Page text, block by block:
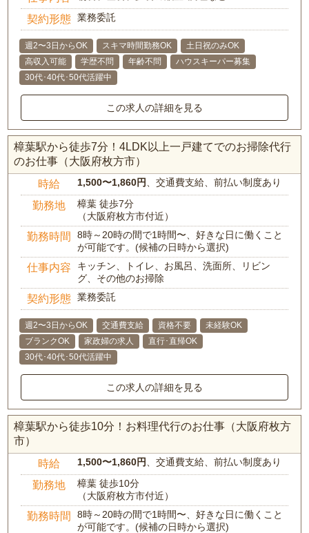
契約形態 業務委託
週2〜3日からOK スキマ時間勤務OK
土日祝のみOK
高収入可能
学歴不問 年齢不問
ハウスキーパー募集
30代･40代･50代活躍中
この求人の詳細を見る
樟葉駅から徒歩7分！4LDK以上一戸建てでのお掃除代行
のお仕事（大阪府枚方市）
時給 1,500〜1,860円 、交通費支給、前払い制度あり
勤務地
樟葉 徒歩7分
（大阪府枚方市付近）
勤務時間
8時～20時の間で1時間〜、好きな日に働くこと
が可能です。(候補の日時から選択)
仕事内容
キッチン、トイレ、お風呂、洗面所、リビン
グ、その他のお掃除
契約形態 業務委託
週2〜3日からOK 交通費支給 資格不要
未経験OK
ブランクOK
家政婦の求人
直行･直帰OK
30代･40代･50代活躍中
この求人の詳細を見る
樟葉駅から徒歩10分！お料理代行のお仕事（大阪府枚方
市）
時給 1,500〜1,860円 、交通費支給、前払い制度あり
勤務地
樟葉 徒歩10分
（大阪府枚方市付近）
勤務時間
8時～20時の間で1時間〜、好きな日に働くこと
が可能です。(候補の日時から選択)